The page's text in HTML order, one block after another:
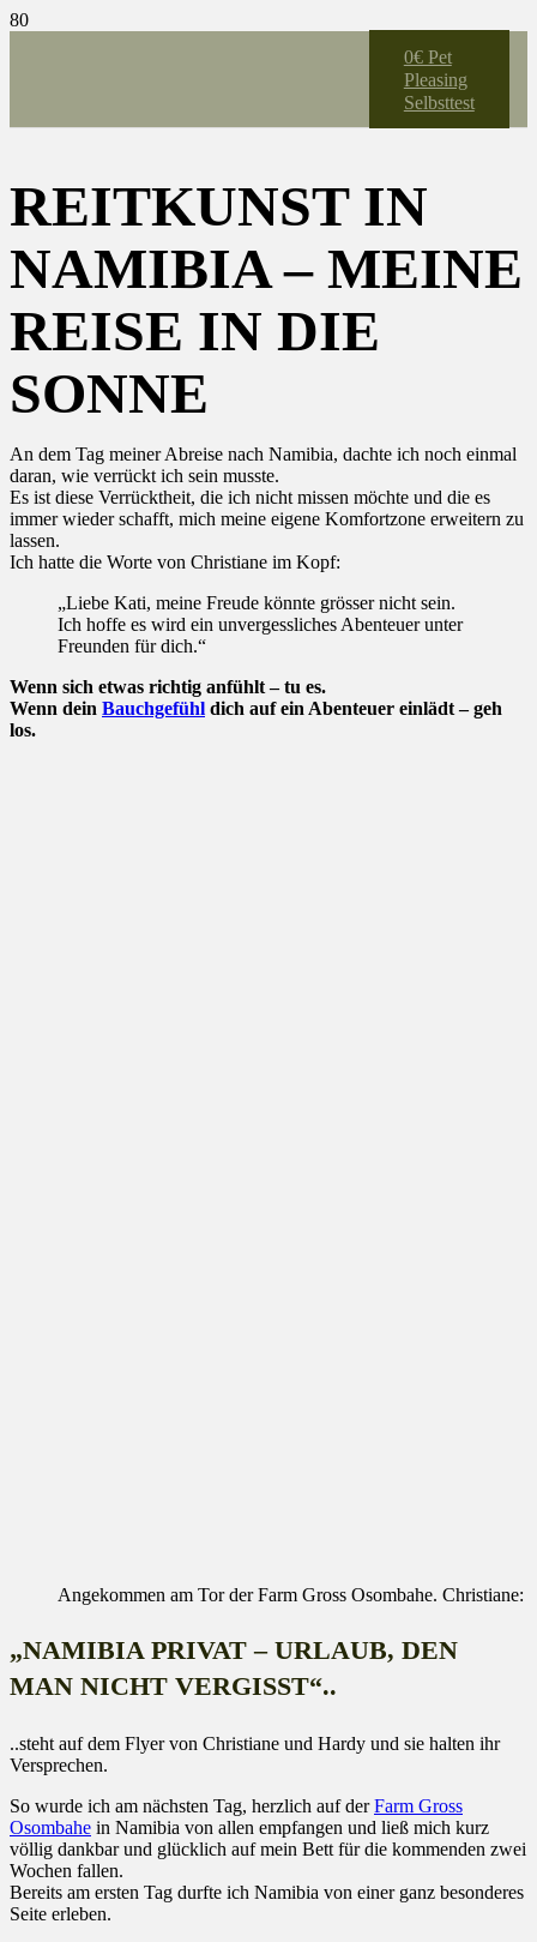
0€ Pet
Pleasing
Selbsttest
REITKUNST IN
NAMIBIA – MEINE
REISE IN DIE
SONNE
An dem Tag meiner Abreise nach Namibia, dachte ich noch einmal
daran, wie verrückt ich sein musste.
Es ist diese Verrücktheit, die ich nicht missen möchte und die es
immer wieder schafft, mich meine eigene Komfortzone erweitern zu
lassen.
Ich hatte die Worte von Christiane im Kopf:
„Liebe Kati, meine Freude könnte grösser nicht sein.
Ich hoffe es wird ein unvergessliches Abenteuer unter
Freunden für dich.“
Wenn sich etwas richtig anfühlt – tu es.
Wenn dein Bauchgefühl dich auf ein Abenteuer einlädt – geh
los.
Angekommen am Tor der Farm Gross Osombahe. Christiane:
„NAMIBIA PRIVAT – URLAUB, DEN
MAN NICHT VERGISST“..
..steht auf dem Flyer von Christiane und Hardy und sie halten ihr
Versprechen.
So wurde ich am nächsten Tag, herzlich auf derFarm Gross
Osombahe in Namibia von allen empfangen und ließ mich kurz
völlig dankbar und glücklich auf mein Bett für die kommenden zwei
Wochen fallen.
Bereits am ersten Tag durfte ich Namibia von einer ganz besonderes
Seite erleben.